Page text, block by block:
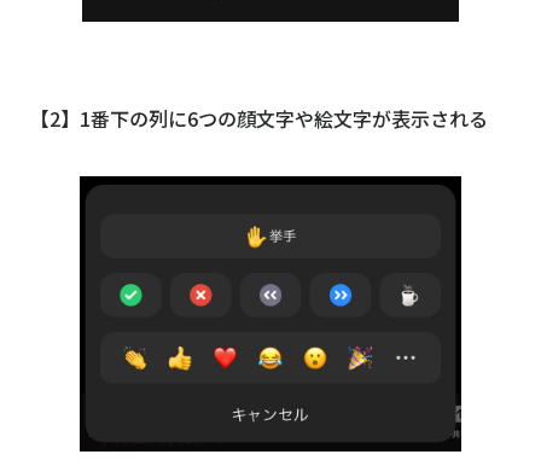
【2】1番下の列に6つの顔文字や絵文字が表示される